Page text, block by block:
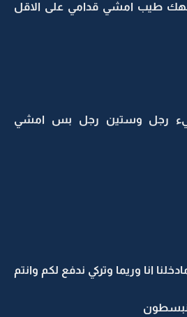
طيب امشي قدامي على الاقل
رجل وستين رجل بس امشي
انا وريما وتركي ندفع لكم وانتم